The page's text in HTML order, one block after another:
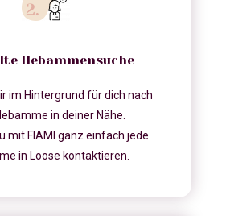
Hebammensuche
im Hintergrund für dich nach
in deiner Nähe.
mit FIAMI ganz einfach jede
in Loose kontaktieren.